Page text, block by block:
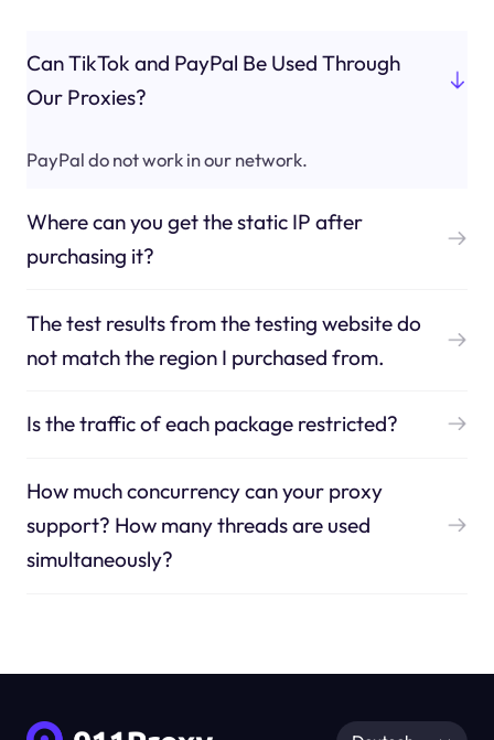
Can TikTok and PayPal Be Used Through
Our Proxies?
PayPal do not work in our network.
Where can you get the static IP after
purchasing it?
The test results from the testing website do
not match the region I purchased from.
Is the traffic of each package restricted?
How much concurrency can your proxy
support? How many threads are used
simultaneously?